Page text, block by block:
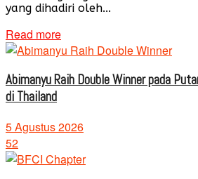
yang dihadiri oleh...
Read more
Abimanyu Raih Double Winner pada
di Thailand
5 Agustus 2026
52